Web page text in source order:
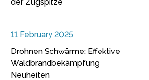
der Zugspitze
11 February 2025
Drohnen Schwärme: Effektive
Waldbrandbekämpfung
Neuheiten